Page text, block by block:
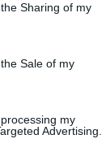
Sharing of my
Sale of my
my
Advertising.
8.20 kmdal centro
InItalia Club!